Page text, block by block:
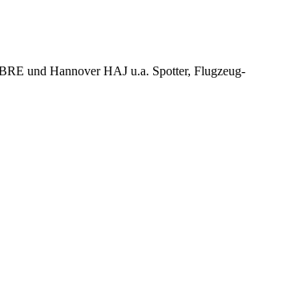
und Hannover HAJ u.a. Spotter, Flugzeug-